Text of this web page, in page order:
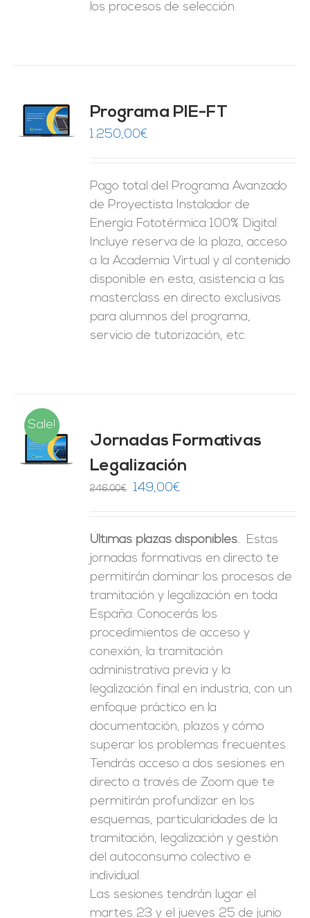
los procesos de selección.
Programa PIE-FT
1.250,00€
Pago total del Programa Avanzado
de Proyectista Instalador de
Energía Fototérmica 100% Digital.
Incluye reserva de la plaza, acceso
a la Academia Virtual y al contenido
disponible en esta, asistencia a las
masterclass en directo exclusivas
para alumnos del programa,
servicio de tutorización, etc.
Sale!
Jornadas Formativas
Legalización
246,00€
El
era:
246,00€.
149,00€
es:
149,00€.
Últimas plazas disponibles. Estas
jornadas formativas en directo te
permitirán dominar los procesos de
tramitación y legalización en toda
España. Conocerás los
procedimientos de acceso y
conexión, la tramitación
administrativa previa y la
legalización final en industria, con un
enfoque práctico en la
documentación, plazos y cómo
superar los problemas frecuentes.
Tendrás acceso a dos sesiones en
directo a través de Zoom que te
permitirán profundizar en los
esquemas, particularidades de la
tramitación, legalización y gestión
del autoconsumo colectivo e
individual.
Las sesiones tendrán lugar el
martes 23 y el jueves 25 de junio